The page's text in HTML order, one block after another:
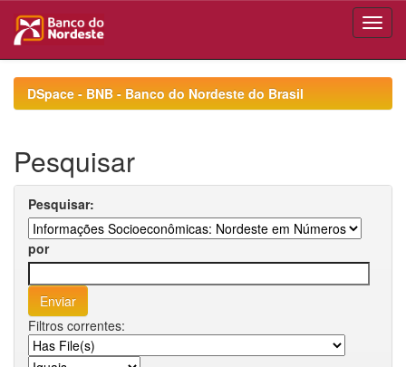
navigationDSpace - BNB - Banco do Nordeste do Brasil
Pesquisar
Pesquisar:
por
Filtros correntes: